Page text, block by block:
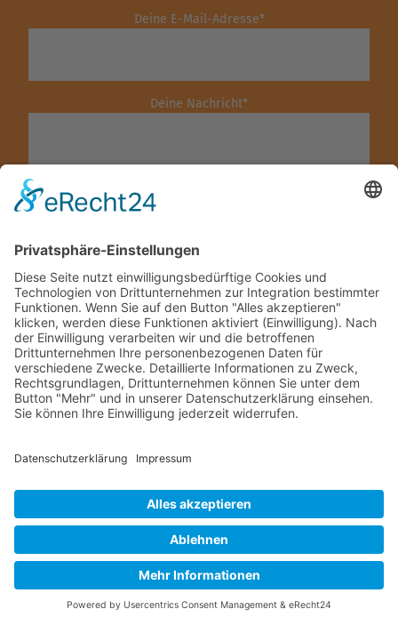
Deine E-Mail-Adresse*
Deine Nachricht*
Datenschutz akzeptieren
Ja, ich habe dieDatenschutzerklärungzur Kenntnis genommen
und bin damit einverstanden, dass die von mir angegebenen
Daten elektronisch erhoben und gespeichert werden. Meine
Daten werden dabei nur streng zweckgebunden zur Bearbeitung
und Beantwortung meiner Anfrage benutzt. Mit dem Absenden
des Kontaktformulars erkläre ich mich mit der Verarbeitung
einverstanden.